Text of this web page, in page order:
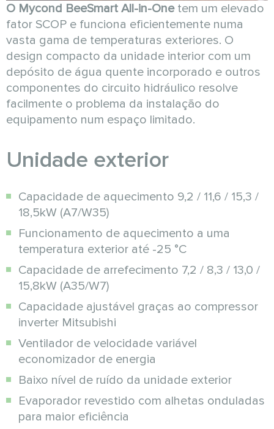
O Mycond BeeSmart All-in-Onetem um elevado
fator SCOP e funciona eficientemente numa
vasta gama de temperaturas exteriores. O
design compacto da unidade interior com um
depósito de água quente incorporado e outros
componentes do circuito hidráulico resolve
facilmente o problema da instalação do
equipamento num espaço limitado.
Unidade exterior
Capacidade de aquecimento 9,2 / 11,6 / 15,3 /
18,5kW (A7/W35)
Funcionamento de aquecimento a uma
temperatura exterior até -25 °C
Capacidade de arrefecimento 7,2 / 8,3 / 13,0 /
15,8kW (A35/W7)
Capacidade ajustável graças ao compressor
inverter Mitsubishi
Ventilador de velocidade variável
economizador de energia
Baixo nível de ruído da unidade exterior
Evaporador revestido com alhetas onduladas
para maior eficiência